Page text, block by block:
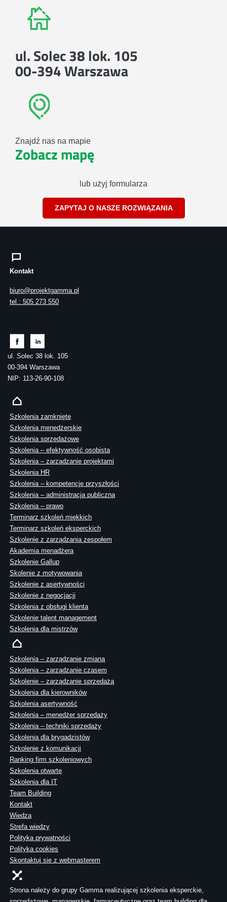
ul. Solec 38 lok. 105
00-394 Warszawa
Znajdź nas na mapie
Zobacz mapę
lub użyj formularza
ZAPYTAJ O NASZE ROZWIĄZANIA
Kontakt
biuro@projektgamma.pl
tel.: 505 273 550
ul. Solec 38 lok. 105
00-394 Warszawa
NIP: 113-26-90-108
Szkolenia zamknięte
Szkolenia menedżerskie
Szkolenia sprzedażowe
Szkolenia – efektywność osobista
Szkolenia – zarządzanie projektami
Szkolenia HR
Szkolenia – kompetencje przyszłości
Szkolenia – administracja publiczna
Szkolenia – prawo
Terminarz szkoleń miękkich
Terminarz szkoleń eksperckich
Szkolenie z zarządzania zespołem
Akademia menadżera
Szkolenie Gallup
Skolenie z motywowania
Szkolenie z asertywności
Szkolenie z negocjacji
Szkolenia z obsługi klienta
Szkolenie talent management
Szkolenia dla mistrzów
Szkolenia – zarządzanie zmianą
Szkolenia – zarządzanie czasem
Szkolenie – zarządzanie sprzedażą
Szkolenia dla kierowników
Szkolenia asertywność
Szkolenia – menedżer sprzedaży
Szkolenia – techniki sprzedaży
Szkolenia dla brygadzistów
Szkolenie z komunikacji
Ranking firm szkoleniowych
Szkolenia otwarte
Szkolenia dla IT
Team Building
Kontakt
Wiedza
Strefa wiedzy
Polityka prywatności
Polityka cookies
Skontaktuj sie z webmasterem
Strona należy do grupy Gamma realizującej szkolenia eksperckie,